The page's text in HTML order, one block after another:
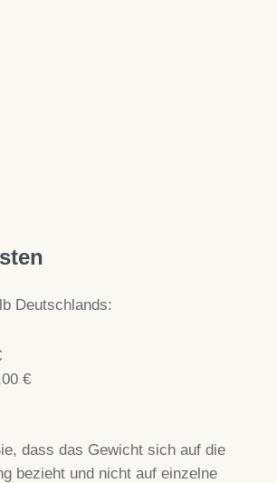
Deutschlands:
€
dass das Gewicht sich auf die
bezieht und nicht auf einzelne